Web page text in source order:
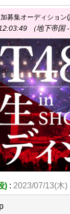
加募集オーディショ
（地下帝国 -
) : 2023/07/13(木)